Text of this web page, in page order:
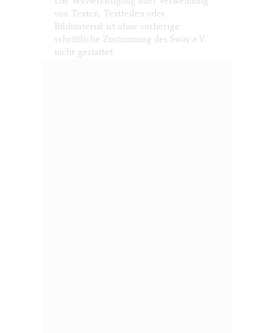
von Texten, Textteilen oder
Bildmaterial ist ohne vorherige
schriftliche Zustimmung des Sway e.V.
nicht gestattet.